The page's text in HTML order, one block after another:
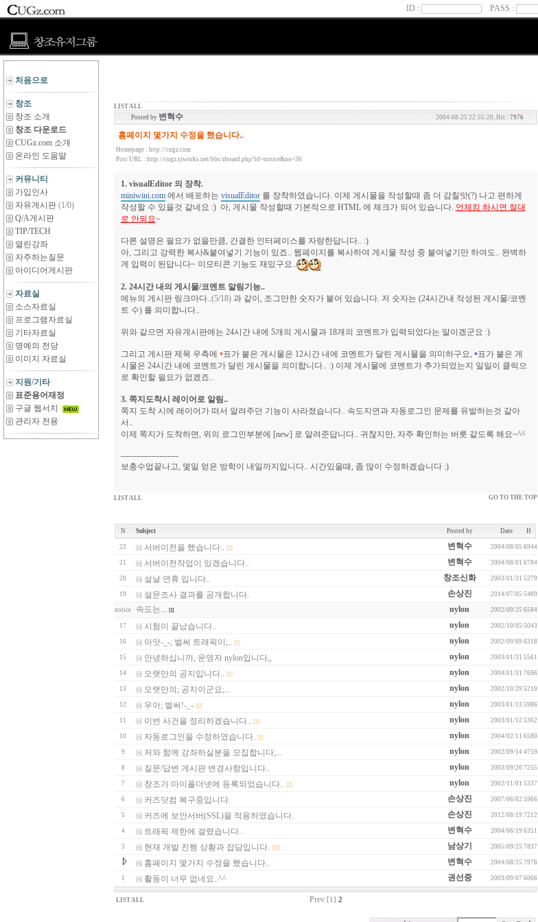
ID : PASS :
처음으로
창조
창조 소개
창조 다운로드
CUGz.com 소개
온라인 도움말
커뮤니티
가입인사
자유게시판 (1/0)
Q/A게시판
TIP/TECH
열린강좌
자주하는질문
아이디어게시판
자료실
소스자료실
프로그램자료실
기타자료실
명예의 전당
이미지 자료실
지원/기타
표준용어재정
구글 웹서치
관리자 전용
LIST ALL
Posted by 변혁수 2004-08-25 22:55:20, Hit : 7976
홈페이지 몇가지 수정을 했습니다..
Homepage : http://cugz.com
Post URL : http://cugz.sjworks.net/bbs/zboard.php?id=notice&no=36
1. visualEditor 의 장착.
miniwini.com에서 배포하는 visualEditor를 장착하였습니다. 이제 게시물을 작성할때 좀 더 감칠맛(?) 나고 편하게
작성할 수 있을것 같네요 :) 아, 게시물 작성할때 기본적으로 HTML 에 체크가 되어 있습니다. 언체킹 하시면 절대
로 안되요~
다른 설명은 필요가 없을만큼, 간결한 인터페이스를 자랑한답니다.. :)
아, 그리고 강력한 복사&붙여넣기 기능이 있죠.. 웹페이지를 복사하여 게시물 작성 중 붙여넣기만 하여도.. 완벽하
게 입력이 된답니다~ 이모티콘 기능도 재밌구요..
2. 24시간 내의 게시물/코멘트 알림기능..
메뉴의 게시판 링크마다..(5/18) 과 같이, 조그만한 숫자가 붙어 있습니다. 저 숫자는 (24시간내 작성된 게시물/코멘
트 수) 를 의미합니다..
위와 같으면 자유게시판에는 24시간 내에 5개의 게시물과 18개의 코멘트가 입력되었다는 말이겠군요 :)
그리고 게시판 제목 우측에 *표가 붙은 게시물은 12시간 내에 코멘트가 달린 게시물을 의미하구요, *표가 붙은 게
시물은 24시간 내에 코멘트가 달린 게시물을 의미합니다.. :) 이제 게시물에 코멘트가 추가되었는지 일일이 클릭으
로 확인할 필요가 없겠죠..
3. 쪽지도착시 레이어로 알림..
쪽지 도착 시에 레이어가 떠서 알려주던 기능이 사라졌습니다.. 속도지연과 자동로그인 문제를 유발하는것 같아
서..
이제 쪽지가 도착하면, 위의 로그인부분에 [new] 로 알려준답니다.. 귀찮지만, 자주 확인하는 버릇 같도록 해요~^^
---------------------
보충수업끝나고, 몇일 얻은 방학이 내일까지입니다.. 시간있을때, 좀 많이 수정하겠습니다 :)
LIST ALL GO TO THE TOP
N Subject Posted by Date H
22 서버이전을 했습니다.. [2] 변혁수 2004/08/05 6944
21 서버이전작업이 있겠습니다.. 변혁수 2004/08/01 6784
20 설날 연휴 입니다.. 창조신화 2003/01/31 5279
19 설문조사 결과를 공개합니다. 손상진 2014/07/05 5489
notice 속도는... [1] nylon 2002/09/25 6584
17 시험이 끝났습니다.. nylon 2002/10/05 5043
16 아앗-_-; 벌써 트래픽이;.. [1] nylon 2002/09/09 6318
15 안녕하십니까, 운영자 nylon입니다,, nylon 2003/01/31 5561
14 오랫만의 공지입니다.. [1] nylon 2004/01/31 7696
13 오랫만의; 공지이군요;... nylon 2002/10/29 5219
12 우아; 벌써!-_- [1] nylon 2003/01/13 5986
11 이번 사건을 정리하겠습니다.. [1] nylon 2003/01/12 5362
10 자동로그인을 수정하였습니다. [1] nylon 2004/02/11 6580
9 저와 함께 강좌하실분을 모집합니다;... nylon 2002/09/144759
8 질문/답변 게시판 변경사항입니다.. nylon 2003/09/20 7255
7 창조가 마이폴더넷에 등록되었습니다.. [2] nylon 2002/11/01 5337
6 커즈닷컴 복구중입니다. 손상진 2007/06/02 5966
5 커즈에 보안서버(SSL)을 적용하였습니다. 손상진 2012/08/19 7212
4 트래픽 제한에 걸렸습니다.. 변혁수 2004/06/19 6351
3 현재 개발 진행 상황과 잡담입니다. [10] 남상기 2005/09/25 7837
홈페이지 몇가지 수정을 했습니다.. 변혁수 2004/08/25 7976
1 활동이 너무 없네요..^^ 권선중 2003/09/07 6066
LIST ALL Prev [1] 2